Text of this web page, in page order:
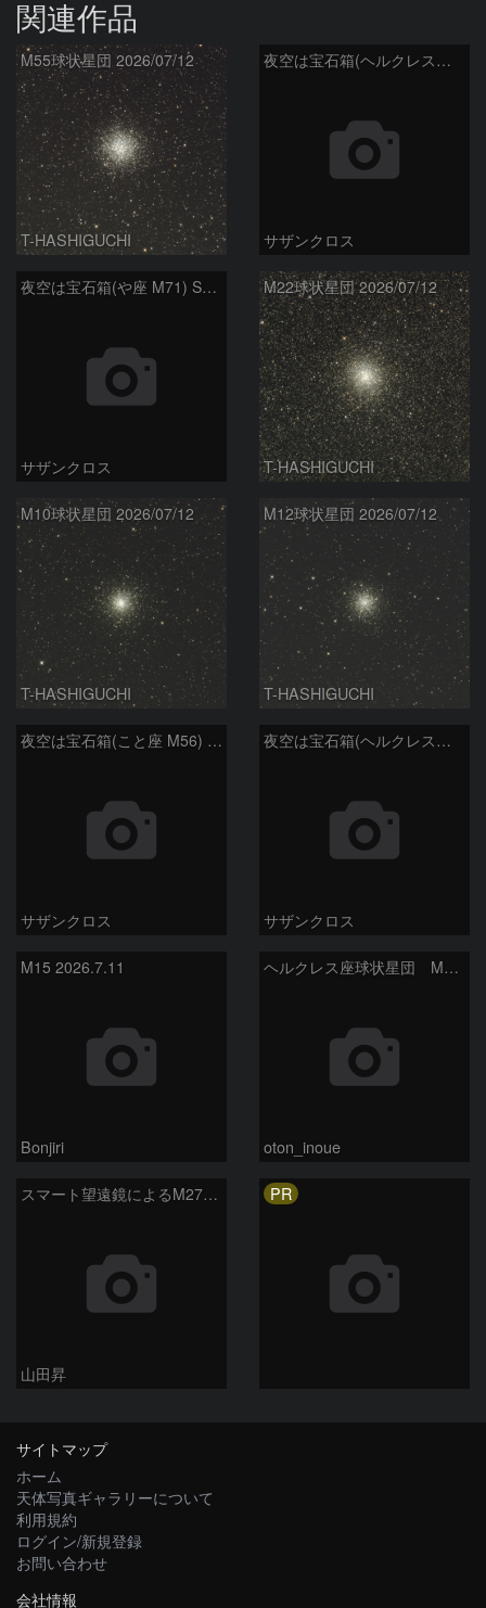
関連作品
M55球状星団 2026/07/12
T-HASHIGUCHI
夜空は宝石箱(ヘルクレス座 M92) Seestar50
サザンクロス
夜空は宝石箱(や座 M71) Seestar50
サザンクロス
M22球状星団 2026/07/12
T-HASHIGUCHI
M10球状星団 2026/07/12
T-HASHIGUCHI
M12球状星団 2026/07/12
T-HASHIGUCHI
夜空は宝石箱(こと座 M56) Seestar50
サザンクロス
夜空は宝石箱(ヘルクレス座 M13) Seestar50
サザンクロス
M15 2026.7.11
Bonjiri
ヘルクレス座球状星団 M１３（RGB合成）
oton_inoue
スマート望遠鏡によるM27とM13
山田昇
PR
サイトマップ
ホーム
天体写真ギャラリーについて
利用規約
ログイン/新規登録
お問い合わせ
会社情報